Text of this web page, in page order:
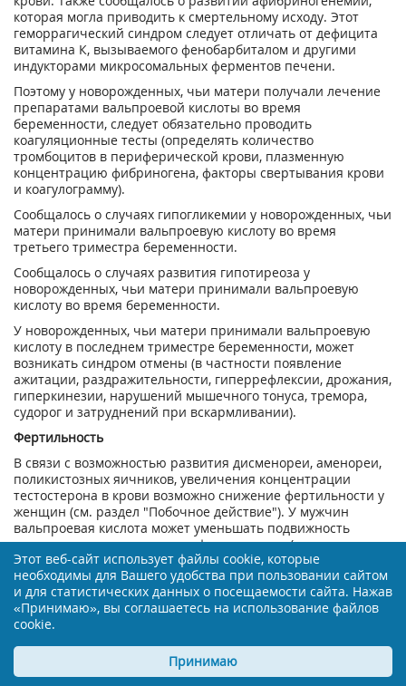
которая могла приводить к смертельному исходу. Этот
геморрагический синдром следует отличать от дефицита
витамина К, вызываемого фенобарбиталом и другими
индукторами микросомальных ферментов печени.
Поэтому у новорожденных, чьи матери получали лечение
препаратами вальпроевой кислоты во время
беременности, следует обязательно проводить
коагуляционные тесты (определять количество
тромбоцитов в периферической крови, плазменную
концентрацию фибриногена, факторы свертывания крови
и коагулограмму).
Сообщалось о случаях гипогликемии у новорожденных, чьи
матери принимали вальпроевую кислоту во время
третьего триместра беременности.
Сообщалось о случаях развития гипотиреоза у
новорожденных, чьи матери принимали вальпроевую
кислоту во время беременности.
У новорожденных, чьи матери принимали вальпроевую
кислоту в последнем триместре беременности, может
возникать синдром отмены (в частности появление
ажитации, раздражительности, гиперрефлексии, дрожания,
гиперкинезии, нарушений мышечного тонуса, тремора,
судорог и затруднений при вскармливании).
Фертильность
В связи с возможностью развития дисменореи, аменореи,
поликистозных яичников, увеличения концентрации
тестостерона в крови возможно снижение фертильности у
женщин (см. раздел "Побочное действие"). У мужчин
вальпроевая кислота может уменьшать подвижность
сперматозоидов и нарушать фертильность (см. раздел
"Побочное действие"). Установлено, что эти нарушения
фертильности являются обратимыми после прекращения
лечения.
Период грудного вскармливания
Экскреция вальпроевой кислоты в грудное молоко низкая,
ее концентрация в молоке составляет 1-10% от ее
концентрации в сыворотке крови.
Этот веб-сайт использует файлы cookie, которые
необходимы для Вашего удобства при пользовании сайтом
и для статистических данных о посещаемости сайта. Нажав
«Принимаю», вы соглашаетесь на использование файлов
cookie.
Принимаю